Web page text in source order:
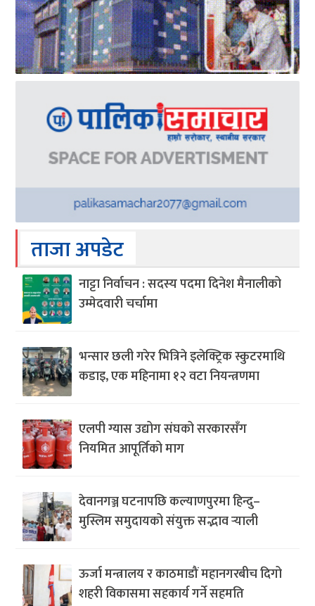
ताजा अपडेट
नाट्टा निर्वाचन : सदस्य पदमा दिनेश मैनालीको
उम्मेदवारी चर्चामा
भन्सार छली गरेर भित्रिने इलेक्ट्रिक स्कुटरमाथि
कडाइ, एक महिनामा १२ वटा नियन्त्रणमा
एलपी ग्यास उद्योग संघको सरकारसँग
नियमित आपूर्तिको माग
देवानगञ्ज घटनापछि कल्याणपुरमा हिन्दु–
मुस्लिम समुदायको संयुक्त सद्भाव र्‍याली
ऊर्जा मन्त्रालय र काठमाडौं महानगरबीच दिगो
शहरी विकासमा सहकार्य गर्ने सहमति